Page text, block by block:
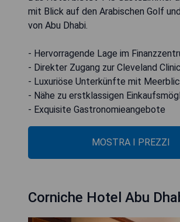
mit Blick auf den Arabischen Golf
von Abu Dhabi.
- Hervorragende Lage im
- Direkter Zugang zur Cleveland Clinic
- Luxuriöse Unterkünfte mit
- Nähe zu erstklassigen
- Exquisite Gastronomieangebote
MOSTRA I PREZZI
Corniche Hotel Abu